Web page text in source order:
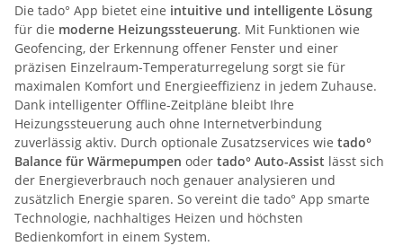
Die tado° App bietet eine intuitive und intelligente Lösung
für die moderne Heizungssteuerung. Mit Funktionen wie
Geofencing, der Erkennung offener Fenster und einer
präzisen Einzelraum-Temperaturregelung sorgt sie für
maximalen Komfort und Energieeffizienz in jedem Zuhause.
Dank intelligenter Offline-Zeitpläne bleibt Ihre
Heizungssteuerung auch ohne Internetverbindung
zuverlässig aktiv. Durch optionale Zusatzservices wie tado°
Balance für Wärmepumpen oder tado° Auto-Assist lässt sich
der Energieverbrauch noch genauer analysieren und
zusätzlich Energie sparen. So vereint die tado° App smarte
Technologie, nachhaltiges Heizen und höchsten
Bedienkomfort in einem System.